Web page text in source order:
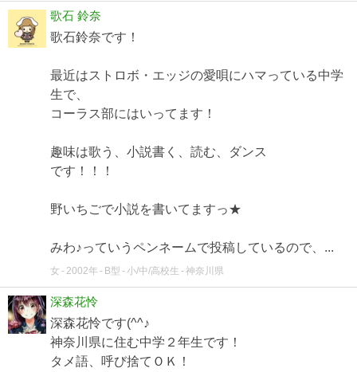
歌石 鈴奈
歌石鈴奈です！
最近はストロボ・エッジの愛唄にハマっている中学
生で、
コーラス部にはいってます！
趣味は歌う、小説書く、読む、ダンス
です！！！
野いちごで小説を書いてますっ★
みわ♪っていうペンネームで投稿しているので、...
女 2002年 B型 小/中/高校生 神奈川県
深森花怜
深森花怜です(^^♪
神奈川県に住む中学２年生です！
タメ語、呼び捨てＯＫ！